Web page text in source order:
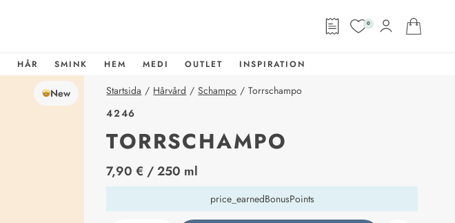
0
HÅR SMINK HEM MEDI OUTLET INSPIRATION
New Startsida / Hårvård / Schampo / Torrschampo
4246
TORRSCHAMPO
price_label
7,90 € / 250 ml
price_earnedBonusPoints